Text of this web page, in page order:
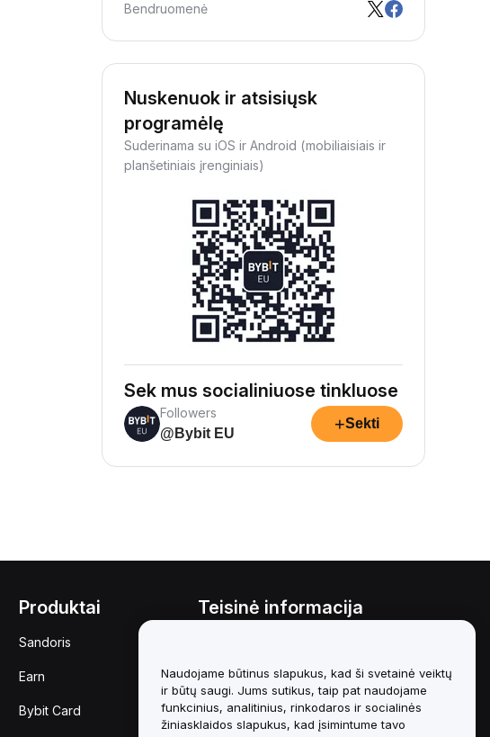
Bendruomenė
Nuskenuok ir atsisiųsk
programėlę
Suderinama su iOS ir Android (mobiliaisiais ir
planšetiniais įrenginiais)
Sek mus socialiniuose tinkluose
Followers
@Bybit EU
+Sekti
Produktai
Sandoris
Earn
Bybit Card
Teisinė informacija
Saugojimo ir administravimo
politikos santrauka
ESG informacija
Naudojame būtinus slapukus, kad ši svetainė veiktų
ir būtų saugi. Jums sutikus, taip pat naudojame
funkcinius, analitinius, rinkodaros ir socialinės
žiniasklaidos slapukus, kad įsimintume tavo